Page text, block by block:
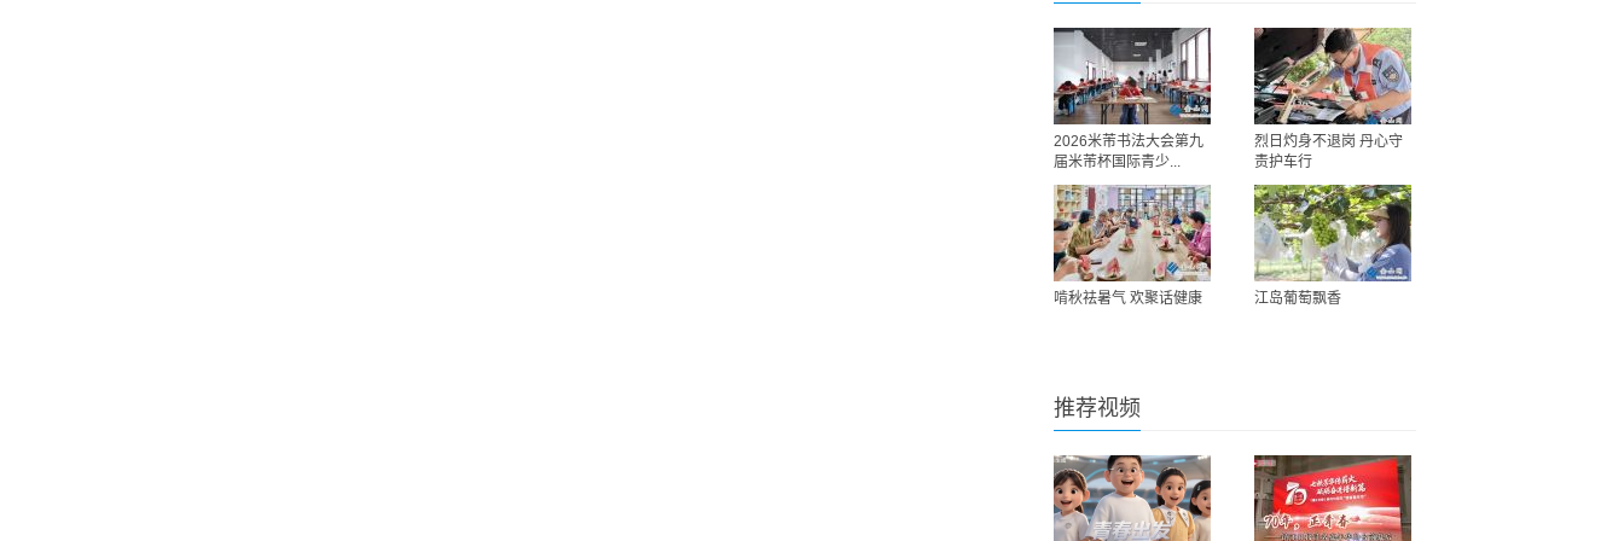
2026米芾书法大会第九
届米芾杯国际青少...
烈日灼身不退岗 丹心守
责护车行
啃秋祛暑气 欢聚话健康 江岛葡萄飘香
推荐视频